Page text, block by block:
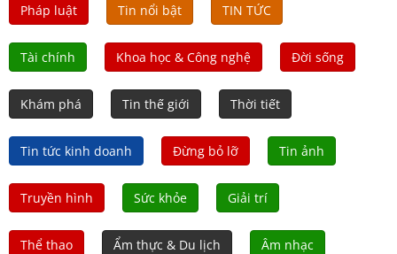
Pháp luật Tin nổi bật TIN TỨC
Tài chính Khoa học & Công nghệ Đời sống
Khám phá Tin thế giới Thời tiết
Tin tức kinh doanh Đừng bỏ lỡ Tin ảnh
Truyền hình Sức khỏe Giải trí
Thể thao Ẩm thực & Du lịch Âm nhạc